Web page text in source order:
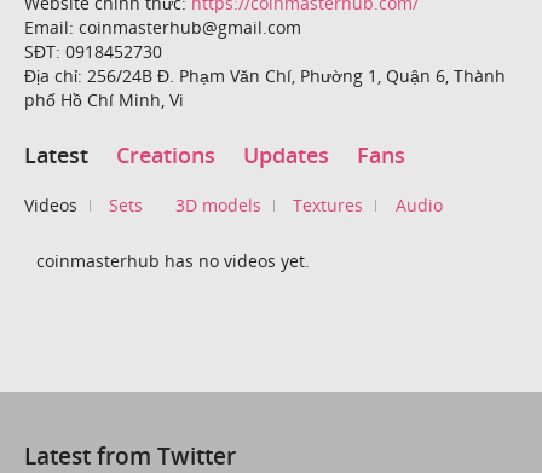
Email: coinmasterhub@gmail.com
SĐT: 0918452730
Địa chỉ: 256/24B Đ. Phạm Văn Chí, Phường 1, Quận 6, Thành
phố Hồ Chí Minh, Vi
Latest Creations Updates Fans
Videos Sets 3D models Textures Audio
coinmasterhub has no videos yet.
Latest from Twitter